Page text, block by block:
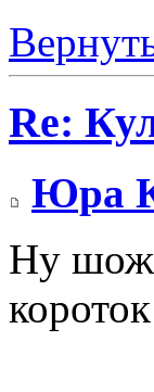
Re:
Юра
Ну